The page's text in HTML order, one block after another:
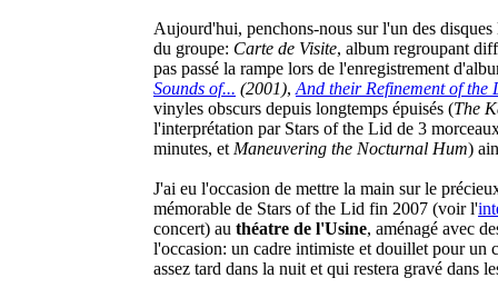
Aujourd'hui, penchons-nous sur l'un des disques
du groupe: Carte de Visite, album regroupant
pas passé la rampe lors de l'enregistrement
Sounds of... (2001),And their Refinement of the
vinyles obscurs depuis longtemps épuisés (The
l'interprétation par Stars of the Lid de 3
minutes, etManeuvering the Nocturnal Hum)
J'ai eu l'occasion de mettre la main sur le
mémorable de Stars of the Lid fin 2007 (voir l'
concert) au théatre de l'Usine, aménagé avec
l'occasion: un cadre intimiste et douillet pour un
assez tard dans la nuit et qui restera gravé dans